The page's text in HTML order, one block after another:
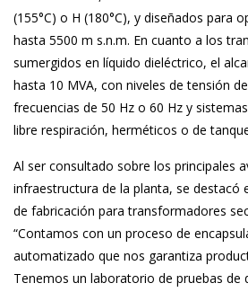
(155°C) o H (180°C), y diseñados para
hasta 5500 m s.n.m. En cuanto a los
sumergidos en líquido dieléctrico, el
hasta 10 MVA, con niveles de tensión
frecuencias de 50 Hz o 60 Hz y
libre respiración, herméticos o de
Al ser consultado sobre los principales
infraestructura de la planta, se destacó
de fabricación para transformadores
“Contamos con un proceso de
automatizado que nos garantiza
Tenemos un laboratorio de pruebas de